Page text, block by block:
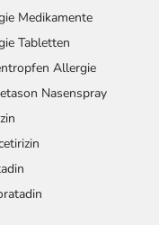
Medikamente
Tabletten
Allergie
Nasenspray